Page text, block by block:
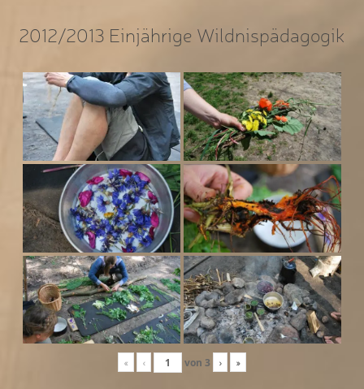
2012/2013 Einjährige Wildnispädagogik
« ‹ von 3 › »